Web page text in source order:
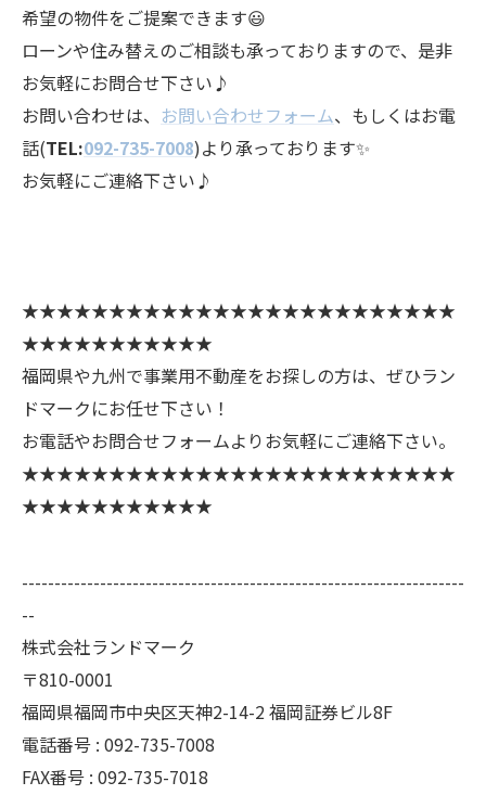
希望の物件をご提案できます😃
ローンや住み替えのご相談も承っておりますので、是非
お気軽にお問合せ下さい♪
お問い合わせは、 お問い合わせフォーム、もしくはお電
話(TEL:092-735-7008)より承っております✨
お気軽にご連絡下さい♪
★★★★★★★★★★★★★★★★★★★★★★★★★
★★★★★★★★★★★
福岡県や九州で事業用不動産をお探しの方は、ぜひラン
ドマークにお任せ下さい！
お電話やお問合せフォームよりお気軽にご連絡下さい。
★★★★★★★★★★★★★★★★★★★★★★★★★
★★★★★★★★★★★
--------------------------------------------------------------------
--
株式会社ランドマーク
〒810-0001
福岡県福岡市中央区天神2-14-2 福岡証券ビル8F
電話番号 : 092-735-7008
FAX番号 : 092-735-7018